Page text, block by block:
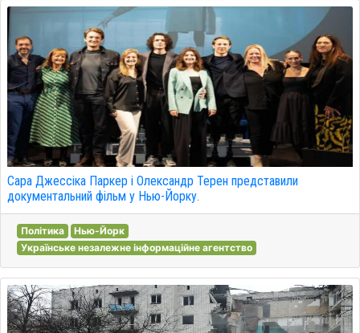
Сара Джессіка Паркер і Олександр Терен представили
документальний фільм у Нью-Йорку.
Політика
Нью-Йорк
Українське незалежне інформаційне агентство